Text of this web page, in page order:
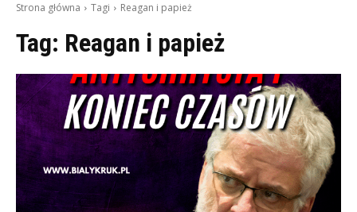
Strona główna Tagi Reagan i papież
Tag: Reagan i papież